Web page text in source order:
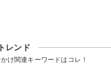
レンド
け関連キーワードはコレ！